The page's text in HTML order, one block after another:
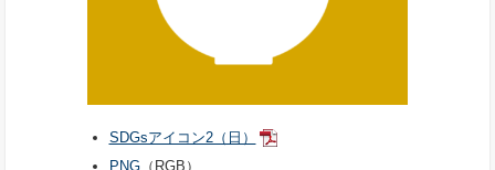
SDGsアイコン2（日）
PNG（RGB）